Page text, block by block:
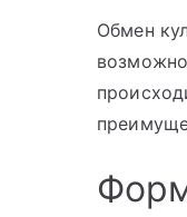
Обмен